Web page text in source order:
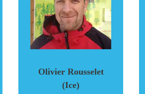
Olivier Rousselet
(Ice)